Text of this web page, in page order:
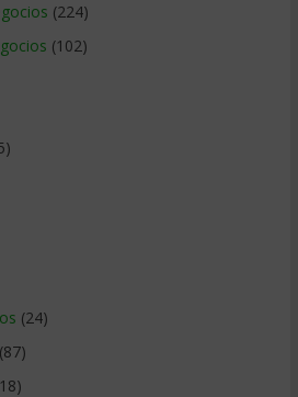
(224)
(102)
(24)
(87)